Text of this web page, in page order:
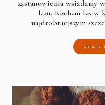
zastanowienia wsiadamy
lasu. Kocham las w
najdrobniejszym
READ